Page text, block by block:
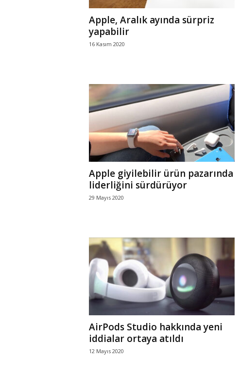
E
a
Apple, Aralık ayında sürpriz
yapabilir
16 Kasım 2020
Apple giyilebilir ürün pazarında
liderliğini sürdürüyor
29 Mayıs 2020
AirPods Studio hakkında yeni
iddialar ortaya atıldı
12 Mayıs 2020